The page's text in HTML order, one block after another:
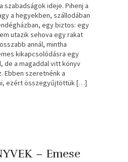
szabadságok ideje. Pihenj a
a hegyekben, szállodában
egy biztos: egy
utazik sehova egy rakat
annál, mintha
kikapcsolódásra egy
de a magaddal vitt könyv
Ebben szeretnénk a
ezért összegyűjtöttük […]
– Emese